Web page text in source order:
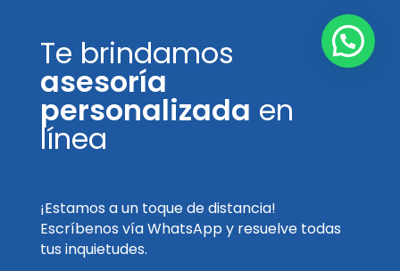
Te brindamos
asesoría
personalizada en
línea
¡Estamos a un toque de distancia!
Escríbenos vía WhatsApp y resuelve todas
tus inquietudes.